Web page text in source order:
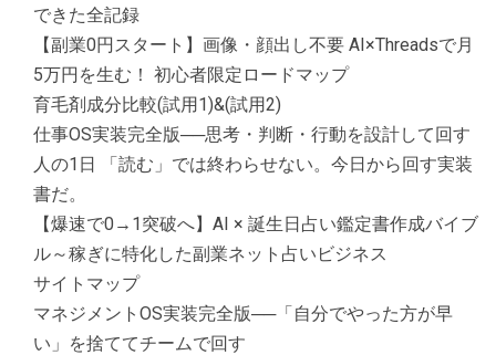
できた全記録
【副業0円スタート】画像・顔出し不要 AI×Threadsで月
5万円を生む！ 初心者限定ロードマップ
育毛剤成分比較(試用1)&(試用2)
仕事OS実装完全版──思考・判断・行動を設計して回す
人の1日 「読む」では終わらせない。今日から回す実装
書だ。
【爆速で0→1突破へ】AI × 誕生日占い鑑定書作成バイブ
ル～稼ぎに特化した副業ネット占いビジネス
サイトマップ
マネジメントOS実装完全版──「自分でやった方が早
い」を捨ててチームで回す